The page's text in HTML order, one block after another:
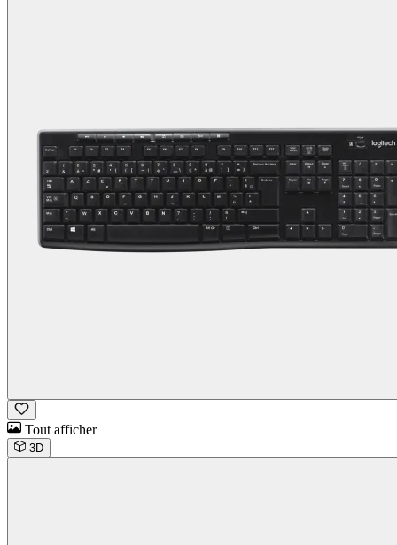
Tout afficher
3D